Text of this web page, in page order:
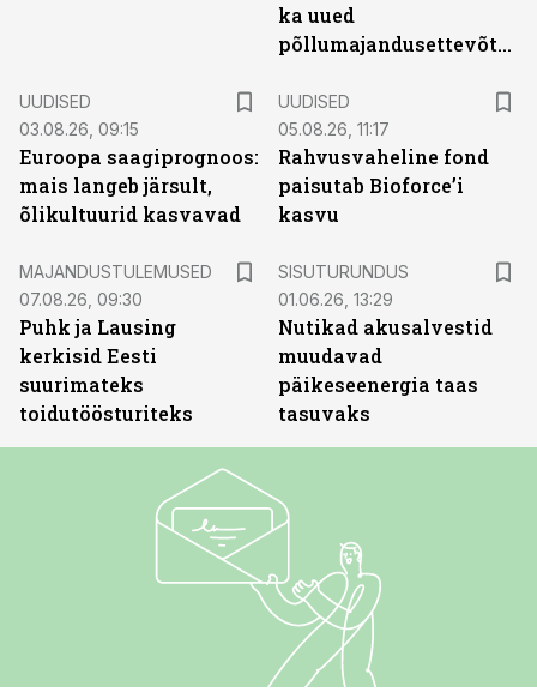
ka uued
põllumajandusettevõtted
UUDISED
03.08.26, 09:15
Euroopa saagiprognoos:
mais langeb järsult,
õlikultuurid kasvavad
UUDISED
05.08.26, 11:17
Rahvusvaheline fond
paisutab Bioforce’i
kasvu
MAJANDUSTULEMUSED
07.08.26, 09:30
Puhk ja Lausing
kerkisid Eesti
suurimateks
toidutöösturiteks
SISUTURUNDUS
01.06.26, 13:29
Nutikad akusalvestid
muudavad
päikeseenergia taas
tasuvaks